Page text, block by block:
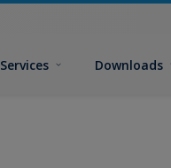
Services Downloads